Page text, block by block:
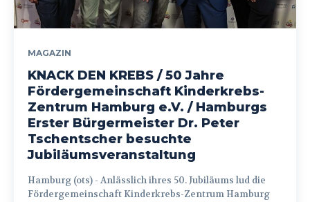
MAGAZIN
KNACK DEN KREBS / 50 Jahre
Fördergemeinschaft Kinderkrebs-
Zentrum Hamburg e.V. / Hamburgs
Erster Bürgermeister Dr. Peter
Tschentscher besuchte
Jubiläumsveranstaltung
Hamburg (ots) - Anlässlich ihres 50. Jubiläums lud die
Fördergemeinschaft Kinderkrebs-Zentrum Hamburg